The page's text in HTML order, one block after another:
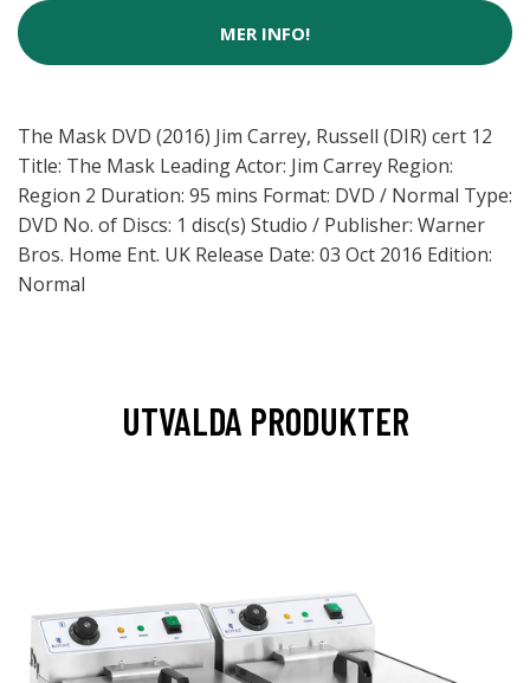
MER INFO!
The Mask DVD (2016) Jim Carrey, Russell (DIR) cert 12
Title: The Mask Leading Actor: Jim Carrey Region:
Region 2 Duration: 95 mins Format: DVD / Normal Type:
DVD No. of Discs: 1 disc(s) Studio / Publisher: Warner
Bros. Home Ent. UK Release Date: 03 Oct 2016 Edition:
Normal
UTVALDA PRODUKTER